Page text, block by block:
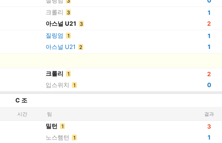
크롤리
3
아스널 U21 3
1
2
질링엄
1
아스널 U21 2
1
1
크롤리 1
입스위치 1
2
0
C 조
시간 팀 결과
밀턴 1
노스햄턴 1
3
1